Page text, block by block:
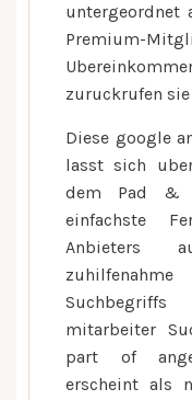
untergeordnet
Premium-
zuruckrufen
Diese google
lasst sich
dem Pad &
einfachste
Anbieters
Suchbegriffs
mitarbeiter
part of
erscheint als